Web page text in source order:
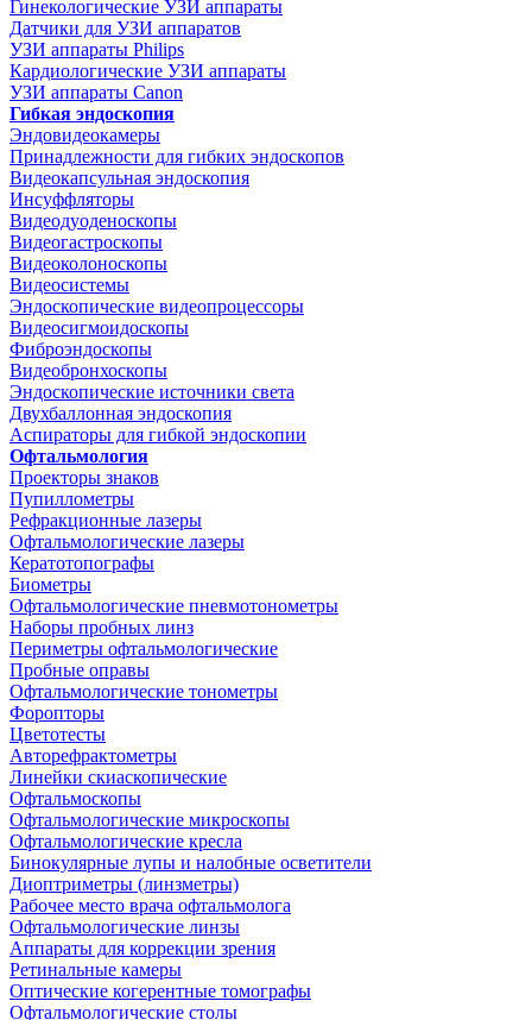
Гинекологические УЗИ аппараты
Датчики для УЗИ аппаратов
УЗИ аппараты Philips
Кардиологические УЗИ аппараты
УЗИ аппараты Canon
Гибкая эндоскопия
Эндовидеокамеры
Принадлежности для гибких эндоскопов
Видеокапсульная эндоскопия
Инсуффляторы
Видеодуоденоскопы
Видеогастроскопы
Видеоколоноскопы
Видеосистемы
Эндоскопические видеопроцессоры
Видеосигмоидоскопы
Фиброэндоскопы
Видеобронхоскопы
Эндоскопические источники света
Двухбаллонная эндоскопия
Аспираторы для гибкой эндоскопии
Офтальмология
Проекторы знаков
Пупиллометры
Рефракционные лазеры
Офтальмологические лазеры
Кератотопографы
Биометры
Офтальмологические пневмотонометры
Наборы пробных линз
Периметры офтальмологические
Пробные оправы
Офтальмологические тонометры
Форопторы
Цветотесты
Авторефрактометры
Линейки скиаскопические
Офтальмоскопы
Офтальмологические микроскопы
Офтальмологические кресла
Бинокулярные лупы и налобные осветители
Диоптриметры (линзметры)
Рабочее место врача офтальмолога
Офтальмологические линзы
Аппараты для коррекции зрения
Ретинальные камеры
Оптические когерентные томографы
Офтальмологические столы